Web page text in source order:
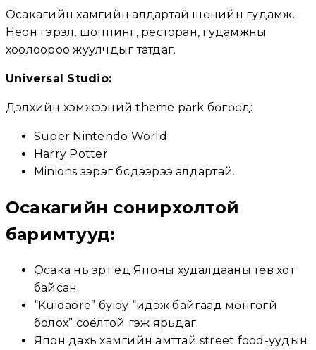
Осакагийн хамгийн алдартай шөнийн гудамж.
Неон гэрэл, шоппинг, ресторан, гудамжны
хоолоороо жуулчдыг татдаг.
Universal Studio:
Дэлхийн хэмжээний theme park бөгөөд:
Super Nintendo World
Harry Potter
Minions зэрэг бүсүүдээрээ алдартай.
Осакагийн сонирхолтой
баримтууд:
Осака нь эрт үед Японы худалдааны төв хот
байсан.
“Kuidaore” буюу “идэж байгаад мөнгөгүй
болох” соёлтой гэж ярьдаг.
Япон дахь хамгийн амттай street food-уудын